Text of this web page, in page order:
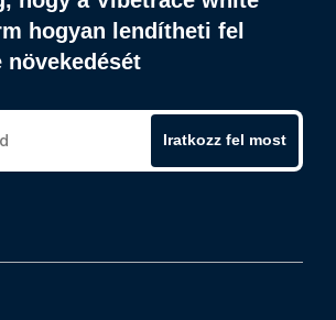
hogyan lendítheti fel
növekedését
Iratkozz fel most